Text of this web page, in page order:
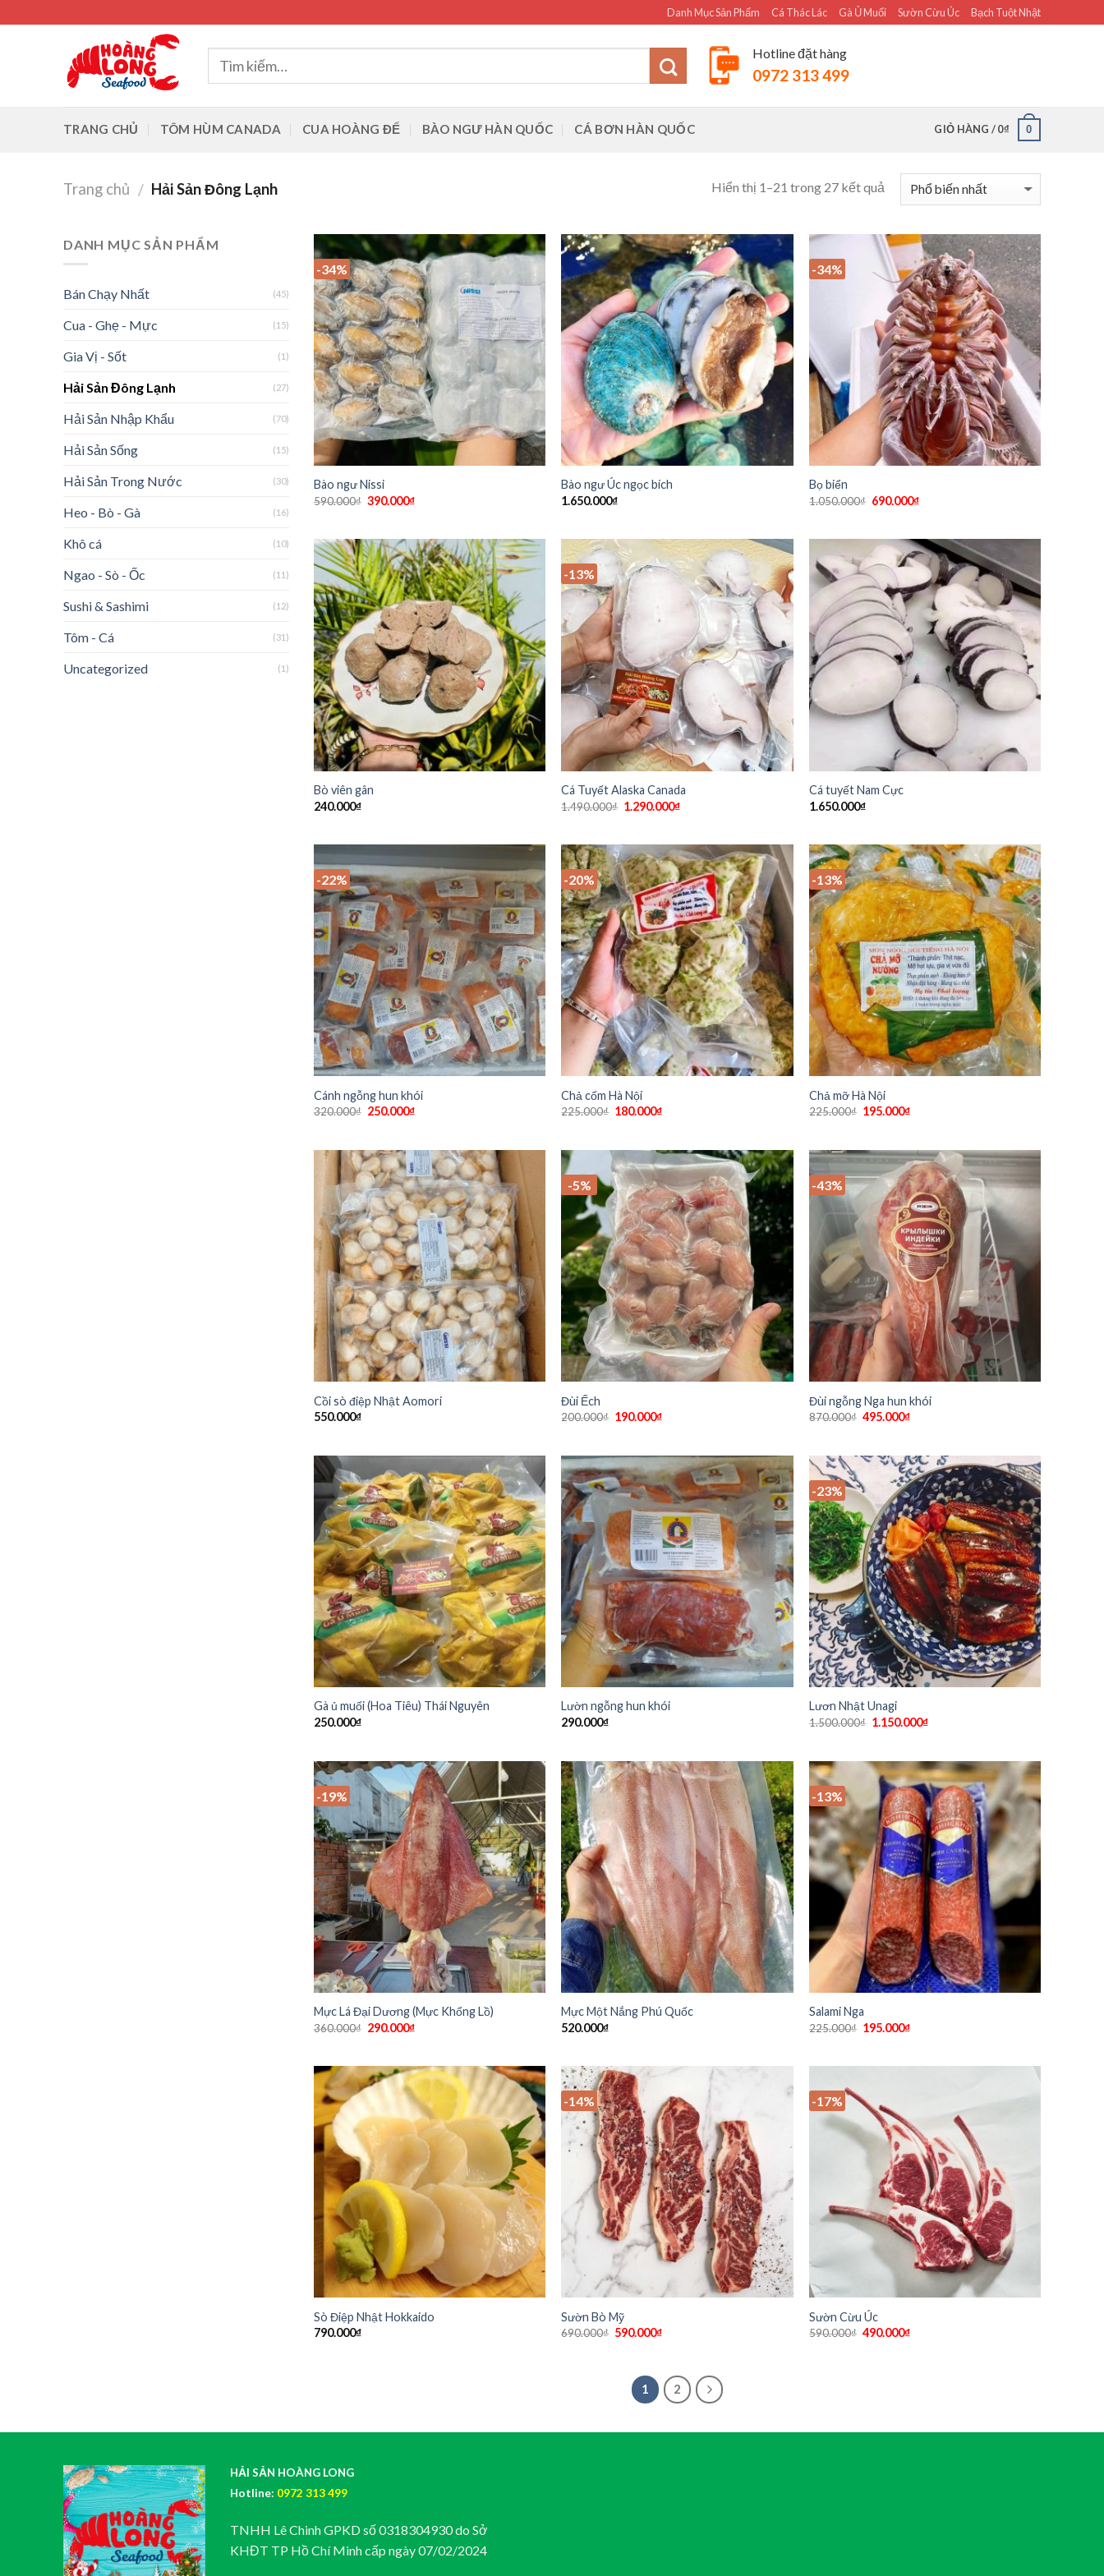
to
Danh Mục Sản Phẩm Cá Thác Lác Gà Ủ Muối Sườn Cừu Úc Bạch Tuột Nhật
Hotline đặt hàng
0972 313 499
TRANG CHỦ TÔM HÙM CANADA CUA HOÀNG ĐẾ BÀO NGƯ HÀN QUỐC CÁ BƠN HÀN QUỐC GIỎ HÀNG /0₫ 0
Trang chủ / Hải Sản Đông Lạnh Hiển thị 1–21 trong 27 kết quả
DANH MỤC SẢN PHẨM
Bán Chạy Nhất (45)
Cua - Ghẹ - Mực (15)
Gia Vị - Sốt (1)
Hải Sản Đông Lạnh (27)
Hải Sản Nhập Khẩu (70)
Hải Sản Sống (15)
Hải Sản Trong Nước (30)
Heo - Bò - Gà (16)
Khô cá (10)
Ngao - Sò - Ốc (11)
Sushi & Sashimi (12)
Tôm - Cá (31)
Uncategorized (1)
-34%
Bào ngư Nissi
590.000₫ 390.000₫
Bào ngư Úc ngọc bích
1.650.000₫
-34%
Bọ biển
1.050.000₫ 690.000₫
Bò viên gân
240.000₫
-13%
Cá Tuyết Alaska Canada
1.490.000₫ 1.290.000₫
Cá tuyết Nam Cực
1.650.000₫
-22%
Cánh ngỗng hun khói
320.000₫ 250.000₫
-20%
Chả cốm Hà Nội
225.000₫ 180.000₫
-13%
Chả mỡ Hà Nội
225.000₫ 195.000₫
Cồi sò điệp Nhật Aomori
550.000₫
-5%
Đùi Ếch
200.000₫ 190.000₫
-43%
Đùi ngỗng Nga hun khói
870.000₫ 495.000₫
Gà ủ muối (Hoa Tiêu) Thái Nguyên
250.000₫
Lườn ngỗng hun khói
290.000₫
-23%
Lươn Nhật Unagi
1.500.000₫ 1.150.000₫
-19%
Mực Lá Đại Dương (Mực Khổng Lồ)
360.000₫ 290.000₫
Mực Một Nắng Phú Quốc
520.000₫
-13%
Salami Nga
225.000₫ 195.000₫
Sò Điệp Nhật Hokkaido
790.000₫
-14%
Sườn Bò Mỹ
690.000₫ 590.000₫
-17%
Sườn Cừu Úc
590.000₫ 490.000₫
1 2
HẢI SẢN HOÀNG LONG
Hotline: 0972 313 499
TNHH Lê Chinh GPKD số 0318304930 do Sở
KHĐT TP Hồ Chí Minh cấp ngày 07/02/2024